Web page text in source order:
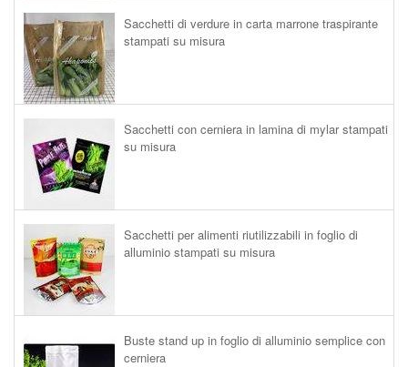
Sacchetti di verdure in carta marrone traspirante
stampati su misura
Sacchetti con cerniera in lamina di mylar stampati
su misura
Sacchetti per alimenti riutilizzabili in foglio di
alluminio stampati su misura
Buste stand up in foglio di alluminio semplice con
cerniera